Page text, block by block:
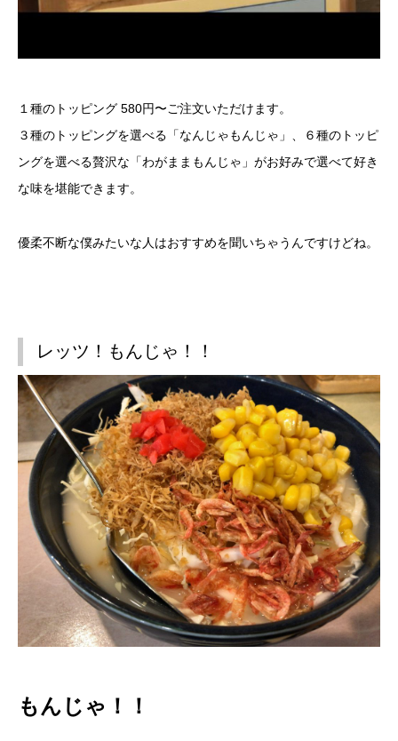
１種のトッピング 580円〜ご注文いただけます。
３種のトッピングを選べる「なんじゃもんじゃ」、６種のトッピ
ングを選べる贅沢な「わがままもんじゃ」がお好みで選べて好き
な味を堪能できます。
優柔不断な僕みたいな人はおすすめを聞いちゃうんですけどね。
レッツ！もんじゃ！！
もんじゃ！！